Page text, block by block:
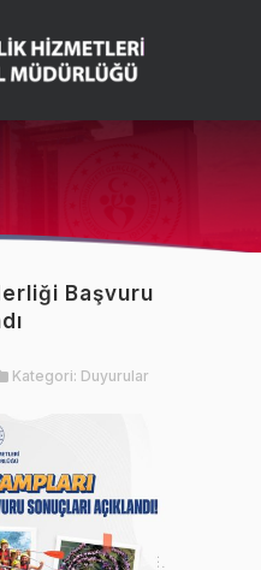
Başvuru
Kategori: Duyurular